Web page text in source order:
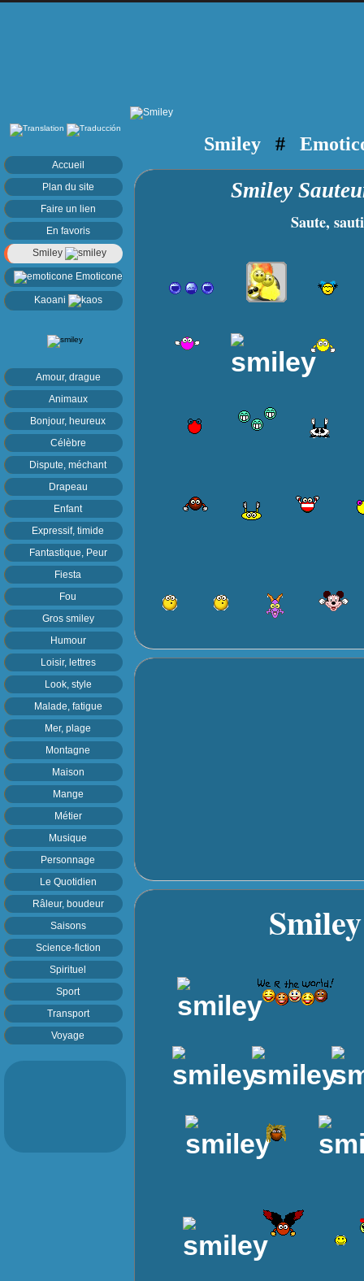
Accueil
Plan du site
Faire un lien
En favoris
Smiley
Emoticone
Kaoani
Amour, drague
Animaux
Bonjour, heureux
Célèbre
Dispute, méchant
Drapeau
Enfant
Expressif, timide
Fantastique, Peur
Fiesta
Fou
Gros smiley
Humour
Loisir, lettres
Look, style
Malade, fatigue
Mer, plage
Montagne
Maison
Mange
Métier
Musique
Personnage
Le Quotidien
Râleur, boudeur
Saisons
Science-fiction
Spirituel
Sport
Transport
Voyage
Smiley#
Smiley
Saute,